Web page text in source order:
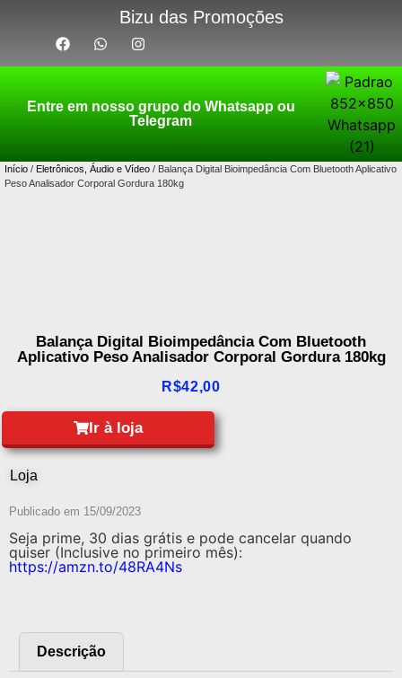
Bizu das Promoções
Entre em nosso grupo do Whatsapp ou
Telegram
Início / Eletrônicos, Áudio e Vídeo / Balança Digital Bioimpedância Com Bluetooth Aplicativo
Peso Analisador Corporal Gordura 180kg
Balança Digital Bioimpedância Com Bluetooth
Aplicativo Peso Analisador Corporal Gordura 180kg
R$42,00
Ir à loja
Loja
Publicado em 15/09/2023
Seja prime, 30 dias grátis e pode cancelar quando
quiser (Inclusive no primeiro mês):
https://amzn.to/48RA4Ns
Descrição